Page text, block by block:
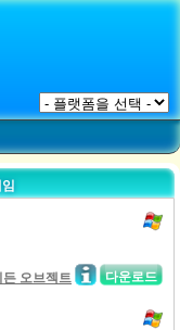
다운로드
든 오브젝트